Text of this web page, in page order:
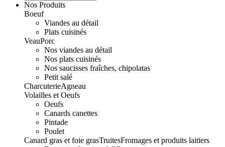
Nos Produits
Boeuf
Viandes au détail
Plats cuisinés
VeauPorc
Nos viandes au détail
Nos plats cuisinés
Nos saucisses fraîches, chipolatas
Petit salé
CharcuterieAgneau
Volailles et Oeufs
Oeufs
Canards canettes
Pintade
Poulet
Canard gras et foie grasTruitesFromages et produits laitiers